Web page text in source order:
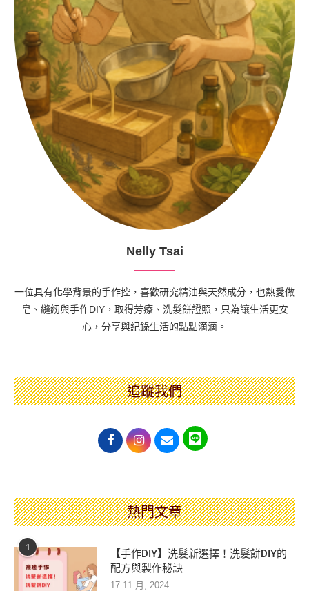
Nelly Tsai
一位具有化學背景的手作控，喜歡研究精油與天然成分，也熱愛做
皂、縫紉與手作DIY，取得芳療、洗髮餅證照，只為讓生活更安
心，分享與紀錄生活的點點滴滴。
追蹤我們
熱門文章
1
【手作DIY】洗髮新選擇！洗髮餅DIY的
配方與製作秘訣
17 11 月, 2024